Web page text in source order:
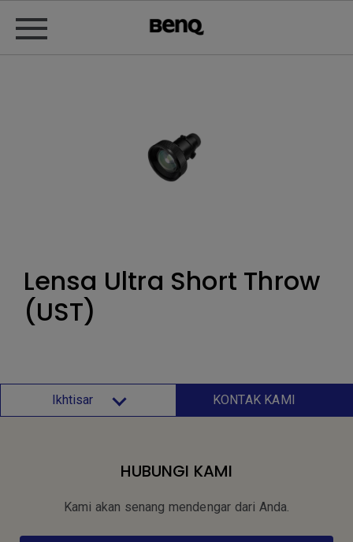
Lensa Ultra Short Throw
(UST)
Ikhtisar KONTAK KAMI
HUBUNGI KAMI
Kami akan senang mendengar dari Anda.